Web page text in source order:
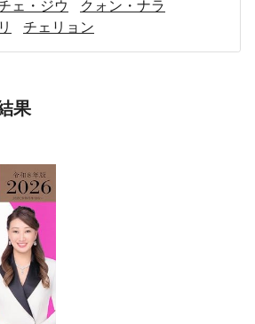
ェ・ジウ
クォン・ナラ
チェリョン
果